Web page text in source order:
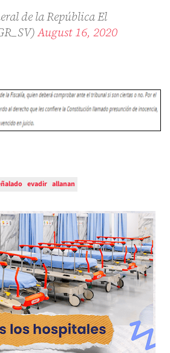
de la República El
August 16, 2020
evadir allanan